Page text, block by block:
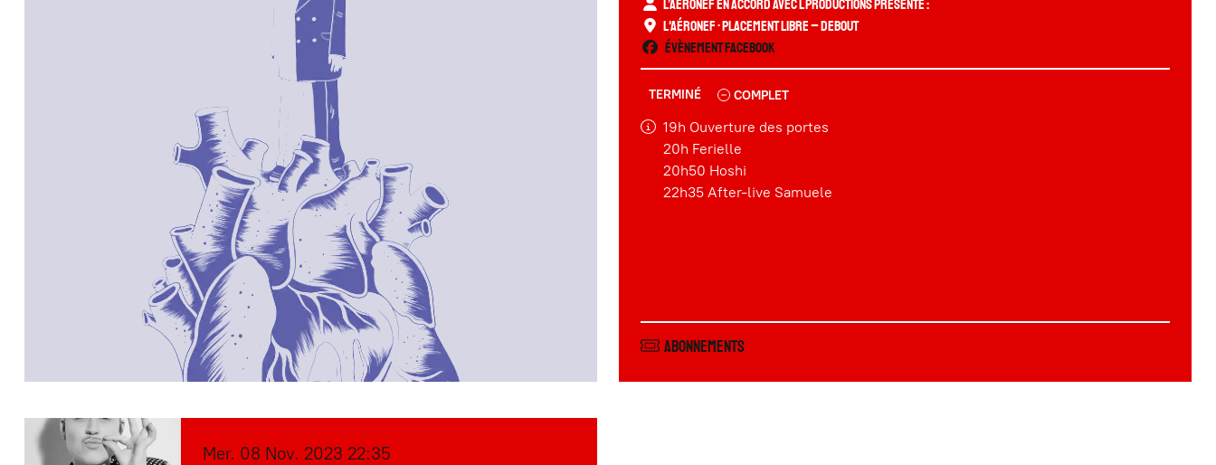
L’Aéronef en accord avec L Productions présente :
L'Aéronef• Placement libre – Debout
Évènement Facebook
TERMINÉ COMPLET
19h Ouverture des portes
20h Ferielle
20h50 Hoshi
22h35 After-live Samuele
Abonnements
mercredi
Mer. 08 novembre
Nov. 2023 22:35